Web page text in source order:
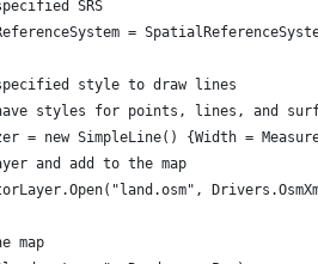
SRS
=
style to draw lines
styles for points, lines, and
= new SimpleLine() {Width =
and add to the map
map